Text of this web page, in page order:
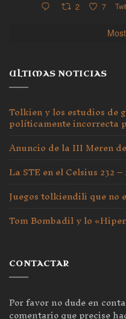
2 7
ULTIMAS NOTICIAS
Tolkien y los estudios de
políticamente incorrecta
Anuncio de la III Meren
La STE en el Celsius 232
Juegos tolkiendili que no
Tom Bombadil y lo
CONTACTAR
Por favor no dude en
comentario que precise